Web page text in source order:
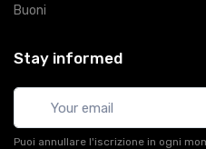
Buoni
Stay informed
Puoi annullare l'iscrizione in ogni